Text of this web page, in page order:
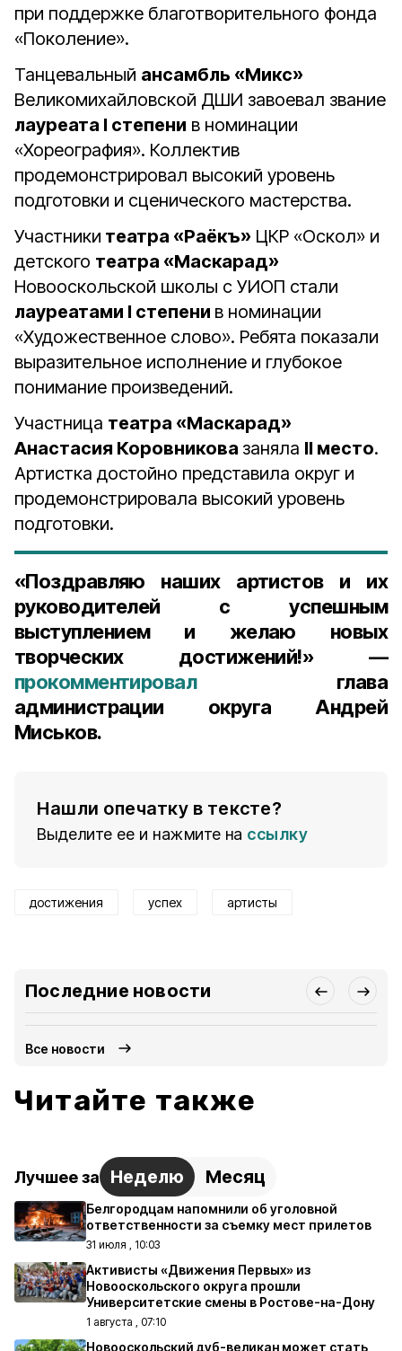
при поддержке благотворительного фонда
«Поколение».
Танцевальный ансамбль «Микс»
Великомихайловской ДШИ завоевал звание
лауреата I степени в номинации
«Хореография». Коллектив
продемонстрировал высокий уровень
подготовки и сценического мастерства.
Участники театра «Раёкъ» ЦКР «Оскол» и
детского театра «Маскарад»
Новооскольской школы с УИОП стали
лауреатами I степени в номинации
«Художественное слово». Ребята показали
выразительное исполнение и глубокое
понимание произведений.
Участница театра «Маскарад»
Анастасия Коровникова заняла II место.
Артистка достойно представила округ и
продемонстрировала высокий уровень
подготовки.
«Поздравляю наших артистов и их
руководителей с успешным
выступлением и желаю новых
творческих достижений!» —
прокомментировалглава
администрации округа Андрей
Миськов.
Нашли опечатку в тексте?
Выделите ее и нажмите на ссылку
достижения успех артисты
Последние новости
Все новости
Читайте также
Лучшее за Неделю Месяц
Белгородцам напомнили об уголовной
ответственности за съемку мест прилетов
31 июля , 10:03
Активисты «Движения Первых» из
Новооскольского округа прошли
Университетские смены в Ростове-на-Дону
1 августа , 07:10
Новооскольский дуб-великан может стать